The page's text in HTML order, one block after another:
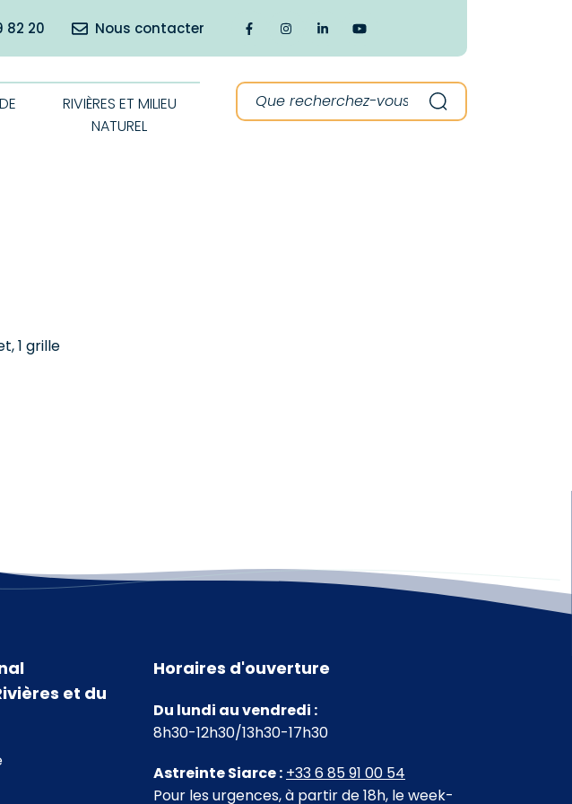
82 20 Nous contacter Lien vers le compte Facebook
Lien vers le compte Instagram
Lien vers le compte Linkedin
Lien vers la chaîne Youtube
RIVIÈRES ET MILIEU
NATUREL
Recherche :
Recherche
1 grille
et du
Horaires d'ouverture
Du lundi au vendredi :
8h30-12h30/13h30-17h30
Astreinte Siarce : +33 6 85 91 00 54
Pour les urgences, à partir de 18h, le week-